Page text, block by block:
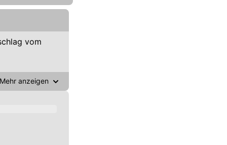
vom
Mehr anzeigen